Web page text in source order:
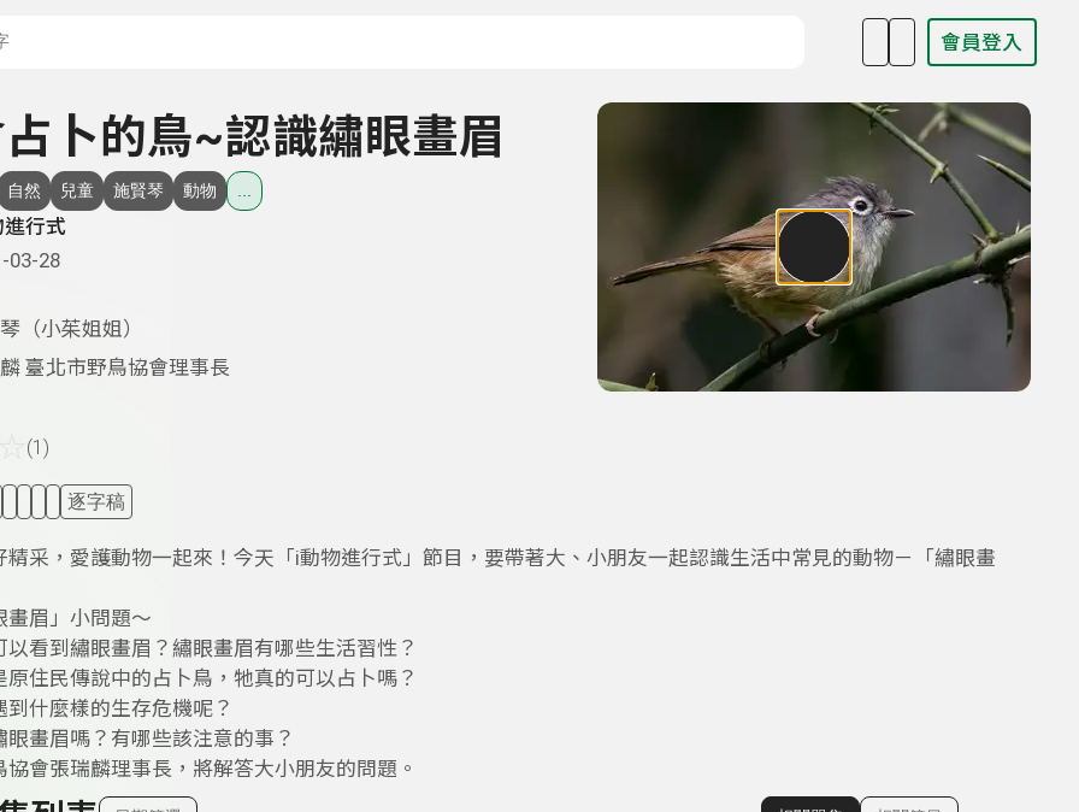
會員登入
卜的鳥~認識繡眼畫眉
自然 兒童 施賢琴 動物
行式
03-28
（小茱姐姐）
臺北市野鳥協會理事長
(1)
逐字稿
精采，愛護動物一起來！今天「i動物進行式」節目，要帶著大、小朋友一起認識生活中常見的動物－「繡眼畫
畫眉」小問題～
以看到繡眼畫眉？繡眼畫眉有哪些生活習性？
原住民傳說中的占卜鳥，牠真的可以占卜嗎？
到什麼樣的生存危機呢？
眼畫眉嗎？有哪些該注意的事？
協會張瑞麟理事長，將解答大小朋友的問題。